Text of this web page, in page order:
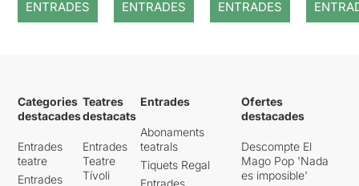
ENTRADES
ENTRADES
ENTRADES
Categories
destacades
Entrades
teatre
Entrades
Teatres
destacats
Entrades
Teatre
Tívoli
Entrades
Abonaments
teatrals
Tiquets Regal
Ofertes
destacades
Descompte El
Mago Pop 'Nada
es imposible'